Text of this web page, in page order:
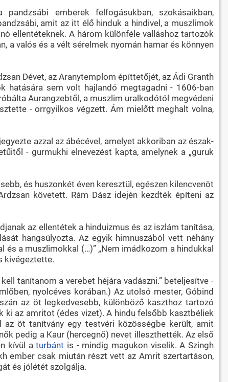
emberek felfogásukban, szokásaikban,
amit az itt élő hinduk a hindivel, a muszlimok
ellentéteknek. A három különféle valláshoz tartozók
a valós és a vélt sérelmek nyomán hamar és könnyen
Dévet, az Aranytemplom építtetőjét, az Ádi Granth
hatására sem volt hajlandó megtagadni - 1606-ban
Aurangzebtől, a muszlim uralkodótól megvédeni
- orrgyilkos végzett. Ám mielőtt meghalt volna,
azzal az ábécével, amelyet akkoriban az észak-
- gurmukhi elnevezést kapta, amelynek a „guruk
és huszonkét éven keresztül, egészen kilencvenöt
követett. Rám Dász idején kezdték építeni az
az ellentétek a hinduizmus és az iszlám tanítása,
hangsúlyozta. Az egyik himnuszából vett néhány
a muszlimokkal (…)” „Nem imádkozom a hindukkal
kivégeztette.
tanítanom a verebet héjára vadászni.” beteljesítve -
nyolcéves korában.) Az utolsó mester, Góbind
az öt legkedvesebb, különböző kaszthoz tartozó
ki az amritot (édes vizet). A hindu felsőbb kasztbéliek
az öt tanítvány egy testvéri közösségbe került, amit
pedig a Kaur (hercegnő) nevet illeszthették. Az első
kívül aturbánt is - mindig magukon viselik. A Szingh
ember csak miután részt vett az Amrit szertartáson,
és jólétét szolgálja.